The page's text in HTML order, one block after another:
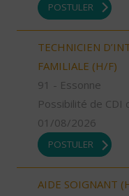
POSTULER
TECHNICIEN
FAMILIALE (H/F)
91 - Essonne
Possibilité de CDI
01/08/2026
POSTULER
AIDE SOIGNANT